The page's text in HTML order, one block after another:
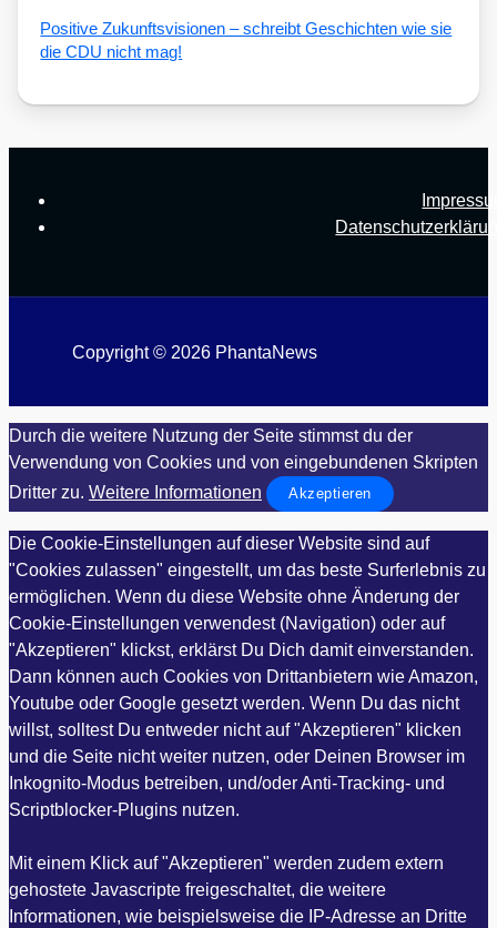
Posi­ti­ve Zukunfts­vi­sio­nen – schreibt Geschich­ten wie sie
die CDU nicht mag!
Copyright © 2026 PhantaNews
Durch die weitere Nutzung der Seite stimmst du der
Verwendung von Cookies und von eingebundenen Skripten
Dritter zu. Weitere Informationen Akzeptieren
Die Cookie-Einstellungen auf dieser Website sind auf
"Cookies zulassen" eingestellt, um das beste Surferlebnis zu
ermöglichen. Wenn du diese Website ohne Änderung der
Cookie-Einstellungen verwendest (Navigation) oder auf
"Akzeptieren" klickst, erklärst Du Dich damit einverstanden.
Dann können auch Cookies von Drittanbietern wie Amazon,
Youtube oder Google gesetzt werden. Wenn Du das nicht
willst, solltest Du entweder nicht auf "Akzeptieren" klicken
und die Seite nicht weiter nutzen, oder Deinen Browser im
Inkognito-Modus betreiben, und/oder Anti-Tracking- und
Scriptblocker-Plugins nutzen.
Mit einem Klick auf "Akzeptieren" werden zudem extern
gehostete Javascripte freigeschaltet, die weitere
Informationen, wie beispielsweise die IP-Adresse an Dritte